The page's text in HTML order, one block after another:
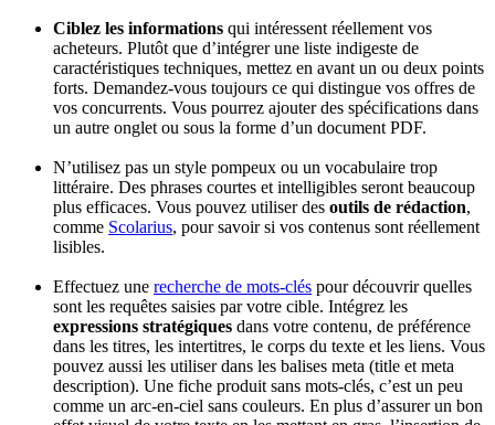
Ciblez les informations qui intéressent réellement vos
acheteurs. Plutôt que d’intégrer une liste indigeste de
caractéristiques techniques, mettez en avant un ou deux points
forts. Demandez-vous toujours ce qui distingue vos offres de
vos concurrents. Vous pourrez ajouter des spécifications dans
un autre onglet ou sous la forme d’un document PDF.
N’utilisez pas un style pompeux ou un vocabulaire trop
littéraire. Des phrases courtes et intelligibles seront beaucoup
plus efficaces. Vous pouvez utiliser des outils de rédaction,
comme Scolarius, pour savoir si vos contenus sont réellement
lisibles.
Effectuez une recherche de mots-clés pour découvrir quelles
sont les requêtes saisies par votre cible. Intégrez les
expressions stratégiques dans votre contenu, de préférence
dans les titres, les intertitres, le corps du texte et les liens. Vous
pouvez aussi les utiliser dans les balises meta (title et meta
description). Une fiche produit sans mots-clés, c’est un peu
comme un arc-en-ciel sans couleurs. En plus d’assurer un bon